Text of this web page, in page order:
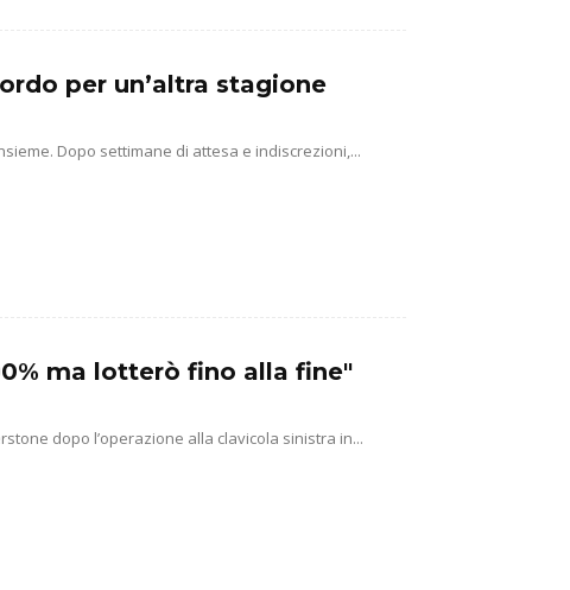
per un’altra stagione
Dopo settimane di attesa e indiscrezioni,...
ma lotterò fino alla fine"
dopo l’operazione alla clavicola sinistra in...